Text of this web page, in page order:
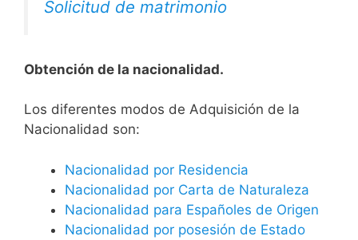
Solicitud de matrimonio
Obtención de la nacionalidad.
​​​Los diferentes modos de Adquisición de la
Nacionalidad son:
Nacionalidad por Residencia
Nacionalidad por Carta de Naturaleza
Nacionalidad para Españoles de Origen
Nacionalidad por posesión de Estado